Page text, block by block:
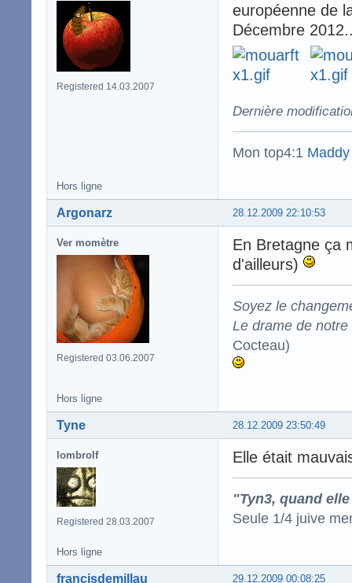
Registered 14.03.2007
européenne de
Décembre
Dernière
Mon top4:1
Hors ligne
28.12.2009 22:10:53
Argonarz
Ver momètre
Registered 03.06.2007
En Bretagne ça
d'ailleurs)
Soyez le
Le drame de
Cocteau)
Hors ligne
28.12.2009 23:50:49
Tyne
lombrolf
Registered 28.03.2007
Elle était
"Tyn3, quand
Seule 1/4 juive
Hors ligne
29.12.2009 00:08:25
francisdemillau